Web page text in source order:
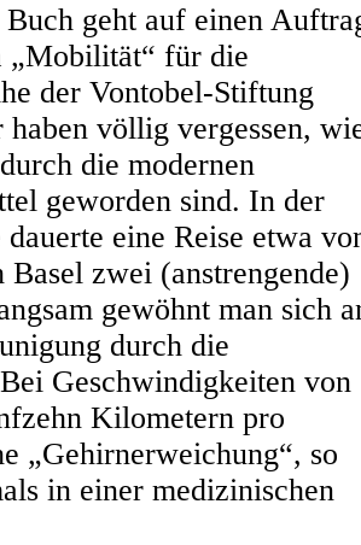
geht auf einen
„Mobilität“ für die
der Vontobel-Stiftung
völlig vergessen,
die modernen
geworden sind. In der
dauerte eine Reise etwa
Basel zwei (anstrengende)
gewöhnt man sich
durch die
Geschwindigkeiten von
Kilometern pro
„Gehirnerweichung“, so
in einer medizinischen